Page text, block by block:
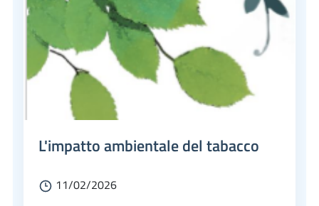
L'impatto ambientale del tabacco
11/02/2026